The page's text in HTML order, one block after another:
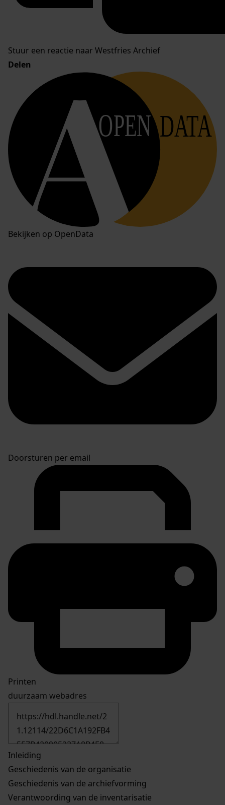
Stuur een reactie naar Westfries Archief
Delen
OPEN DATA
Bekijken op OpenData
Doorsturen per email
Printen
duurzaam webadres
Inleiding
Geschiedenis van de organisatie
Geschiedenis van de archiefvorming
Verantwoording van de inventarisatie